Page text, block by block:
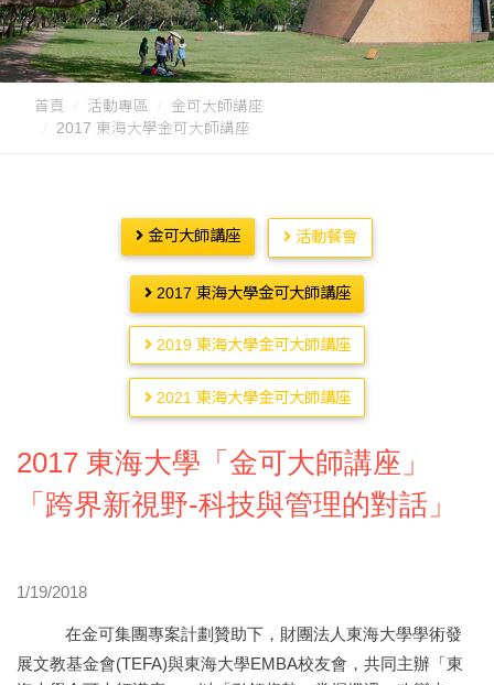
首頁 活動專區
金可大師講座
2017 東海大學金可大師講座
金可大師講座 活動餐會
2017 東海大學金可大師講座
2019 東海大學金可大師講座
2021 東海大學金可大師講座
2017 東海大學「金可大師講座」
「跨界新視野-科技與管理的對話」
1/19/2018
在金可集團專案計劃贊助下，財團法人東海大學學術發
展文教基金會(TEFA)與東海大學EMBA校友會，共同主辦「東